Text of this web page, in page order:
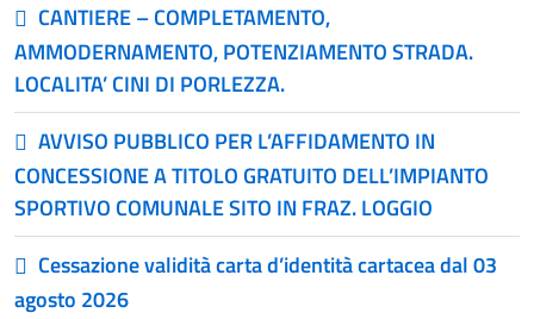
CANTIERE – COMPLETAMENTO,
AMMODERNAMENTO, POTENZIAMENTO STRADA.
LOCALITA’ CINI DI PORLEZZA.
AVVISO PUBBLICO PER L’AFFIDAMENTO IN
CONCESSIONE A TITOLO GRATUITO DELL’IMPIANTO
SPORTIVO COMUNALE SITO IN FRAZ. LOGGIO
Cessazione validità carta d’identità cartacea dal 03
agosto 2026